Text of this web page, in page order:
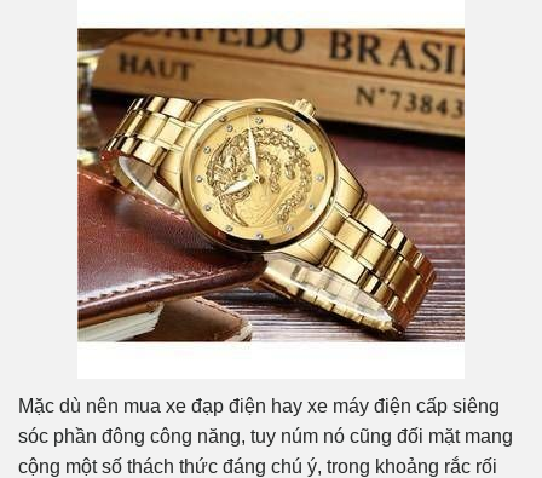
Mặc dù nên mua xe đạp điện hay xe máy điện cấp siêng
sóc phần đông công năng, tuy núm nó cũng đối mặt mang
cộng một số thách thức đáng chú ý, trong khoảng rắc rối